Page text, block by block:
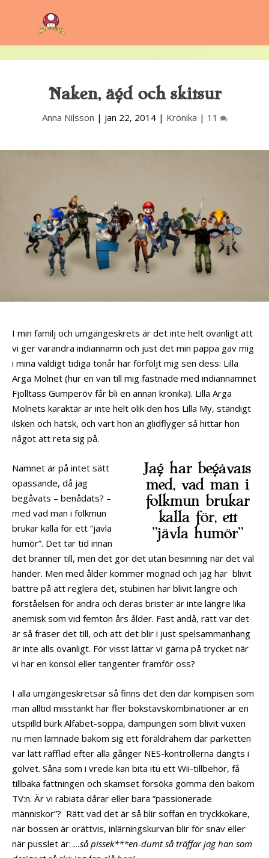
Naken, ägd och skitsur
Anna Nilsson | jan 22, 2014| Krönika | 11
I min familj och umgängeskrets är det inte helt ovanligt att
vi ger varandra indiannamn och just det min pappa gav mig
i mina väldigt tidiga tonår har förföljt mig sen dess: Lilla
Arga Molnet (hur en vän till mig fastnade med indiannamnet
Fjolltass Gumperöv får bli en annan krönika). Lilla Arga
Molnets karaktär är inte helt olik den hos Lilla My, ständigt
ilsken och hätsk, och vart hon än glidflyger så hittar hon
något att reta sig på.
Jag har begåvats
med, vad man i
folkmun brukar
kalla för, ett
”jävla humör”
Namnet är på intet sätt
opassande, då jag
begåvats – benådats? –
med vad man i folkmun
brukar kalla för ett ”jävla
humör”. Det tar tid innan
det bränner till, men det gör det utan besinning när det väl
händer. Men med ålder kommer mognad och jag har blivit
bättre på att reglera det, stubinen har blivit längre och
förståelsen för andra och deras brister är inte längre lika
anemisk som vid femton års ålder. Fast ändå, rätt var det
är så fräser det till, och att det blir i just spelsammanhang
är inte alls ovanligt. För visst lättar vi gärna på trycket när
vi har en konsol eller tangenter framför oss?
I alla umgängeskretsar så finns det den där kompisen som
man alltid misstänkt har fler bokstavskombinationer är en
utspilld burk Alfabet-soppa, dampungen som blivit vuxen
nu men lämnade bakom sig ett föräldrahem där parketten
var lätt räfflad efter alla gånger NES-kontrollerna dängts i
golvet. Såna som i vrede kan bita itu ett Wii-tillbehör, få
tillbaka fattningen och skamset försöka gömma den bakom
TV:n. Är vi rabiata dårar eller bara ”passionerade
människor”? Rätt vad det är så blir soffan en tryckkokare,
när bossen är orättvis, inlärningskurvan blir för snäv eller
när pusslet är: …så pissek***en-dumt så träffar jag han som